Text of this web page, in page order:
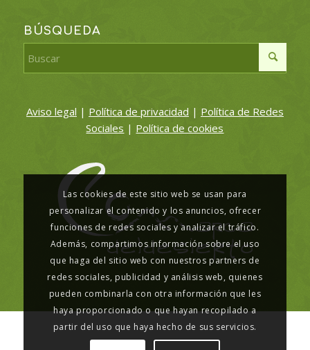
BÚSQUEDA
Aviso legal | Política de privacidad | Política de Redes
Sociales | Política de cookies
Las cookies de este sitio web se usan para
personalizar el contenido y los anuncios, ofrecer
funciones de redes sociales y analizar el tráfico.
Además, compartimos información sobre el uso
que haga del sitio web con nuestros partners de
redes sociales, publicidad y análisis web, quienes
pueden combinarla con otra información que les
haya proporcionado o que hayan recopilado a
partir del uso que haya hecho de sus servicios.